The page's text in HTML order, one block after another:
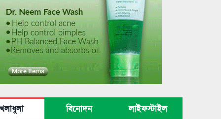
বিনোদন লাইফস্টাইল